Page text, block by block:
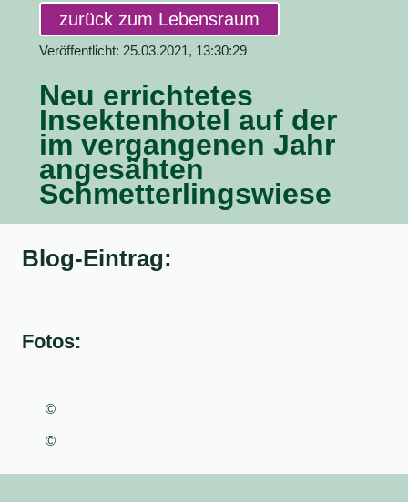
zurück zum Lebensraum
Veröffentlicht: 25.03.2021, 13:30:29
Neu errichtetes
Insektenhotel auf der
im vergangenen Jahr
angesähten
Schmetterlingswiese
Blog-Eintrag:
Fotos:
©
©